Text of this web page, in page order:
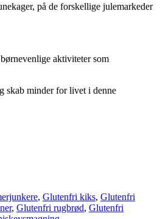
på de forskellige julemarkeder
aktiviteter som
skab minder for livet i denne
, Glutenfri kiks, Glutenfri
, Glutenfri rugbrød, Glutenfri